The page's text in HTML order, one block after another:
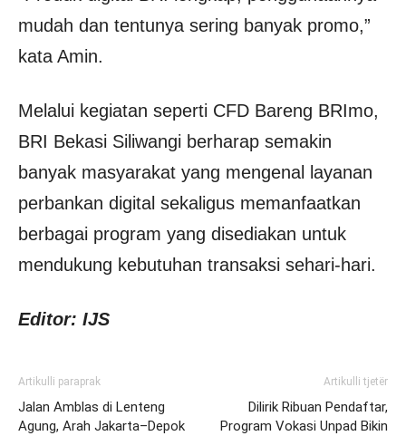
mudah dan tentunya sering banyak promo,”
kata Amin.
Melalui kegiatan seperti CFD Bareng BRImo,
BRI Bekasi Siliwangi berharap semakin
banyak masyarakat yang mengenal layanan
perbankan digital sekaligus memanfaatkan
berbagai program yang disediakan untuk
mendukung kebutuhan transaksi sehari-hari.
Editor: IJS
Artikulli paraprak
Jalan Amblas di Lenteng
Agung, Arah Jakarta–Depok
Artikulli tjetër
Dilirik Ribuan Pendaftar,
Program Vokasi Unpad Bikin